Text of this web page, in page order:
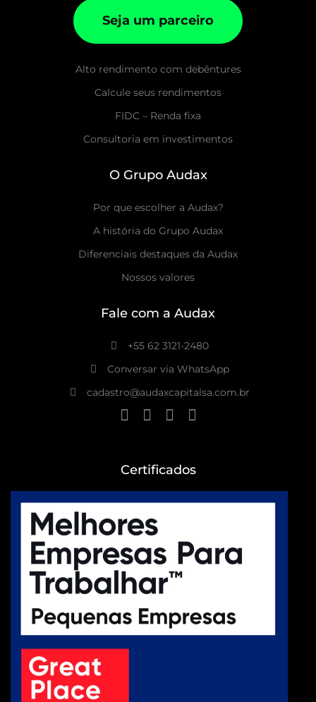
Seja um parceiro
Alto rendimento com debêntures
Calcule seus rendimentos
FIDC – Renda fixa
Consultoria em investimentos
O Grupo Audax
Por que escolher a Audax?
A história do Grupo Audax
Diferenciais destaques da Audax
Nossos valores
Fale com a Audax
+55 62 3121-2480
Conversar via WhatsApp
cadastro@audaxcapitalsa.com.br
Certificados